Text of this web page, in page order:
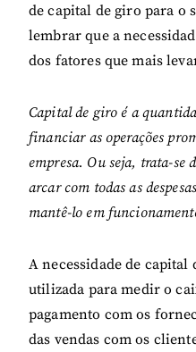
de capital de giro para o
lembrar que a
dos fatores que mais
Capital de giro é a
financiar as operações
empresa. Ou seja, trata-se
arcar com todas as
mantê-lo em
A necessidade de
utilizada para medir o
pagamento com os
das vendas com os